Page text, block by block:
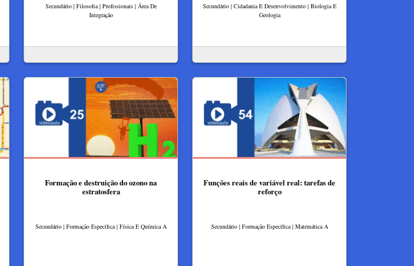
Secundário | Filosofia | Profissionais | Área De
Integração
Secundário | Cidadania E Desenvolvimento | Biologia E
Geologia
Formação e destruição do ozono na
estratosfera
Secundário | Formação Específica | Física E Química A
Funções reais de variável real: tarefas de
reforço
Secundário | Formação Específica | Matemática A